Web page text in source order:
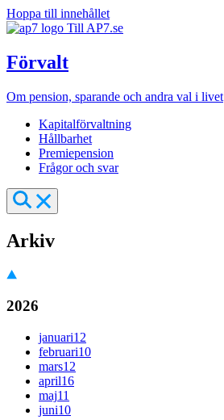
Hoppa till innehållet
Till AP7.se
Förvalt
Om pension, sparande och andra val i livet
Kapitalförvaltning
Hållbarhet
Premiepension
Frågor och svar
Arkiv
2026
januari12
februari10
mars12
april16
maj11
juni10